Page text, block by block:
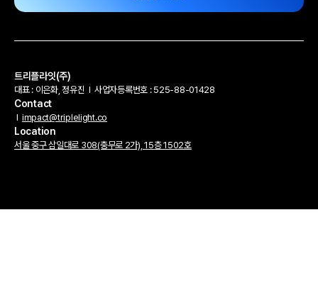
트리플라잇(주)
대표 : 이은화, 정유진 l 사업자등록번호 : 525-88-01428
Contact
l impact@triplelight.co
Location
서울 중구 삼일대로 308(충무로 2가), 15층 1502호